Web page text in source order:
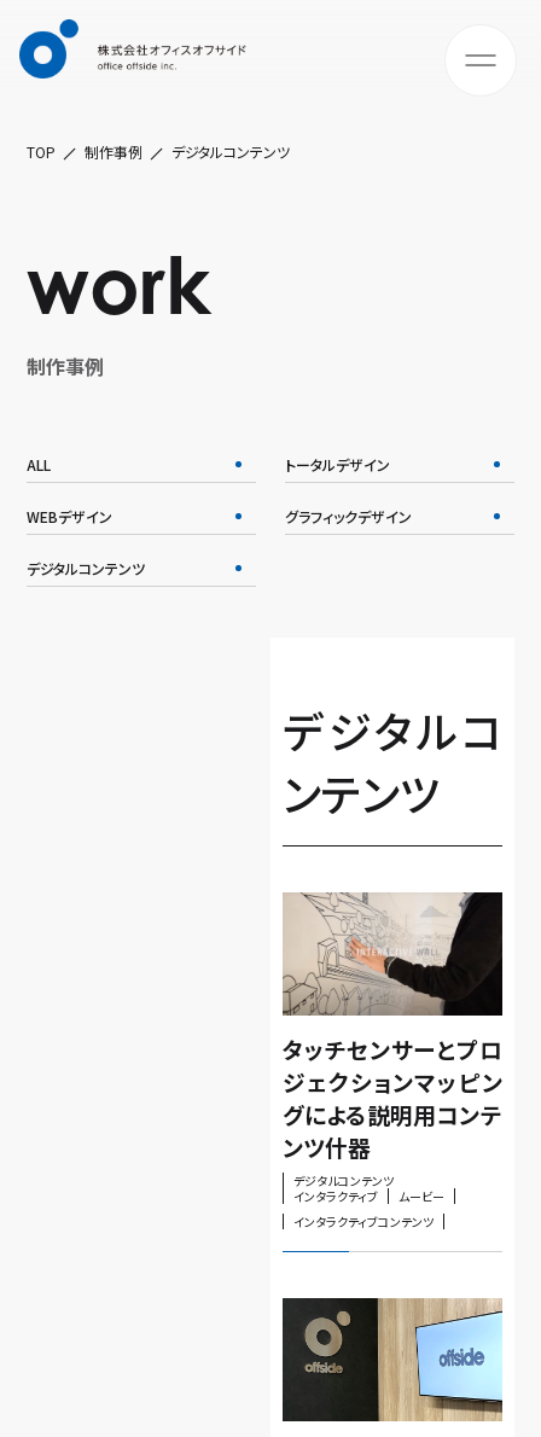
TOP 制作事例 デジタルコンテンツ
work
制作事例
ALL トータルデザイン
WEBデザイン グラフィックデザイン
デジタルコンテンツ
デジタルコ
ンテンツ
タッチセンサーとプロ
ジェクションマッピン
グによる説明用コンテ
ンツ什器
デジタルコンテンツ
インタラクティブ
ムービー
インタラクティブコンテンツ